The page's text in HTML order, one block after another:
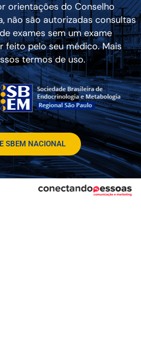
orientações do Conselho
não são autorizadas consultas
exames sem um exame
feito pelo seu médico. Mais
termos de uso.
SBEM NACIONAL